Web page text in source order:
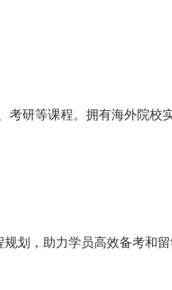
研等课程。拥有海外院
划，助力学员高效备考和